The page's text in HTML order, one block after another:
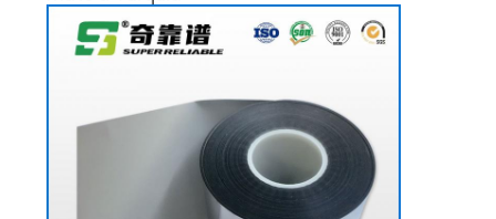
ÉNTRENOS
CONTACTO